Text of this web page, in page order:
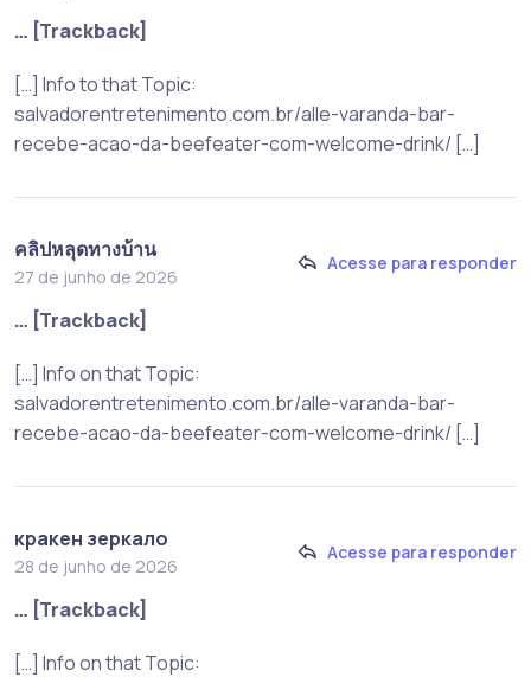
… [Trackback]
[…] Info to that Topic:
salvadorentretenimento.com.br/alle-varanda-bar-
recebe-acao-da-beefeater-com-welcome-drink/ […]
คลิปหลุดทางบ้าน
27 de junho de 2026
Acesse para responder
… [Trackback]
[…] Info on that Topic:
salvadorentretenimento.com.br/alle-varanda-bar-
recebe-acao-da-beefeater-com-welcome-drink/ […]
кракен зеркало
28 de junho de 2026
Acesse para responder
… [Trackback]
[…] Info on that Topic: